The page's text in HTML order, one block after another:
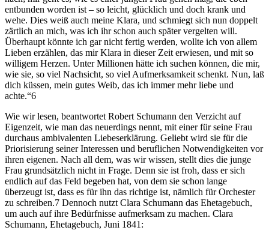
entbunden worden ist – so leicht, glücklich und doch krank und
wehe. Dies weiß auch meine Klara, und schmiegt sich nun doppelt
zärtlich an mich, was ich ihr schon auch später vergelten will.
Überhaupt könnte ich gar nicht fertig werden, wollte ich von allem
Lieben erzählen, das mir Klara in dieser Zeit erwiesen, und mit so
willigem Herzen. Unter Millionen hätte ich suchen können, die mir,
wie sie, so viel Nachsicht, so viel Aufmerksamkeit schenkt. Nun, laß
dich küssen, mein gutes Weib, das ich immer mehr liebe und
achte.“6
Wie wir lesen, beantwortet Robert Schumann den Verzicht auf
Eigenzeit, wie man das neuerdings nennt, mit einer für seine Frau
durchaus ambivalenten Liebeserklärung. Geliebt wird sie für die
Priorisierung seiner Interessen und beruflichen Notwendigkeiten vor
ihren eigenen. Nach all dem, was wir wissen, stellt dies die junge
Frau grundsätzlich nicht in Frage. Denn sie ist froh, dass er sich
endlich auf das Feld begeben hat, von dem sie schon lange
überzeugt ist, dass es für ihn das richtige ist, nämlich für Orchester
zu schreiben.7 Dennoch nutzt Clara Schumann das Ehetagebuch,
um auch auf ihre Bedürfnisse aufmerksam zu machen. Clara
Schumann, Ehetagebuch, Juni 1841: